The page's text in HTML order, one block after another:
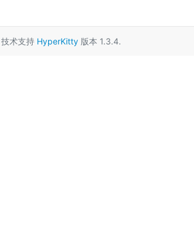
技术支持 HyperKitty 版本 1.3.4.